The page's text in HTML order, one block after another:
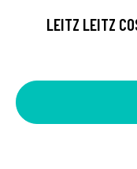
LEITZ LEITZ